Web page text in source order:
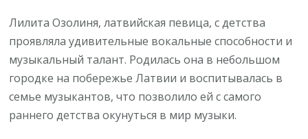
Лилита Озолиня, латвийская певица, с детства
проявляла удивительные вокальные способности и
музыкальный талант. Родилась она в небольшом
городке на побережье Латвии и воспитывалась в
семье музыкантов, что позволило ей с самого
раннего детства окунуться в мир музыки.